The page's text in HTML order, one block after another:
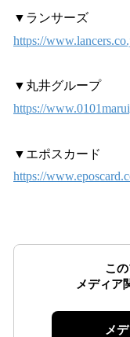
▼ランサーズ
https://
▼丸井グループ
https://
▼エポスカード
https://
こ
メディア
メ